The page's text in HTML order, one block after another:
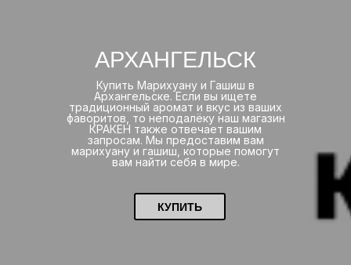
АРХАНГЕЛЬСК
Купить Марихуану и Гашиш в
Архангельске. Если вы ищете
традиционный аромат и вкус из ваших
фаворитов, то неподалёку наш магазин
КРАКЕН также отвечает вашим
запросам. Мы предоставим вам
марихуану и гашиш, которые помогут
вам найти себя в мире.
КУПИТЬ